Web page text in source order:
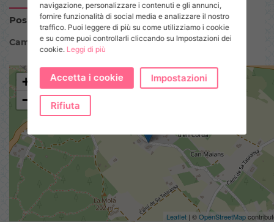
Posizione
Camino des Soldats
+
−
Leaflet | ©OpenStreetMap
navigazione, personalizzare i contenuti e gli annunci,
fornire funzionalità di social media e analizzare il nostro
traffico. Puoi leggere di più su come utilizziamo i cookie
e su come puoi controllarli cliccando su Impostazioni dei
cookie. Leggi di più
Accetta i cookie Impostazioni
Rifiuta